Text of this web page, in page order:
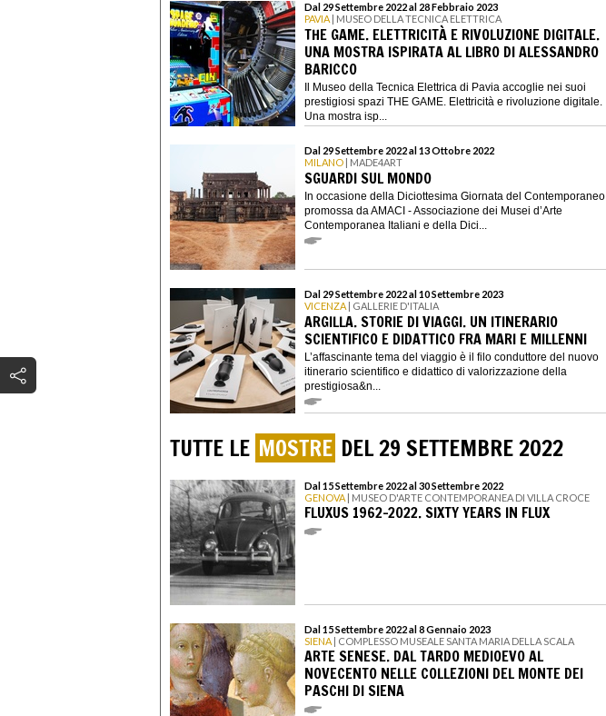
Dal 29 Settembre 2022 al 28 Febbraio 2023
PAVIA | MUSEO DELLA TECNICA ELETTRICA
THE GAME. ELETTRICITÀ E RIVOLUZIONE DIGITALE.
UNA MOSTRA ISPIRATA AL LIBRO DI ALESSANDRO
BARICCO
Il Museo della Tecnica Elettrica di Pavia accoglie nei suoi
prestigiosi spazi THE GAME. Elettricità e rivoluzione digitale.
Una mostra isp...
Dal 29 Settembre 2022 al 13 Ottobre 2022
MILANO | MADE4ART
SGUARDI SUL MONDO
In occasione della Diciottesima Giornata del Contemporaneo
promossa da AMACI - Associazione dei Musei d’Arte
Contemporanea Italiani e della Dici...
Dal 29 Settembre 2022 al 10 Settembre 2023
VICENZA | GALLERIE D'ITALIA
ARGILLA. STORIE DI VIAGGI. UN ITINERARIO
SCIENTIFICO E DIDATTICO FRA MARI E MILLENNI
L’affascinante tema del viaggio è il filo conduttore del nuovo
itinerario scientifico e didattico di valorizzazione della
prestigiosa&n...
TUTTE LE MOSTRE DEL 29 SETTEMBRE 2022
Dal 15 Settembre 2022 al 30 Settembre 2022
GENOVA | MUSEO D'ARTE CONTEMPORANEA DI VILLA CROCE
FLUXUS 1962-2022. SIXTY YEARS IN FLUX
Dal 15 Settembre 2022 al 8 Gennaio 2023
SIENA | COMPLESSO MUSEALE SANTA MARIA DELLA SCALA
ARTE SENESE. DAL TARDO MEDIOEVO AL
NOVECENTO NELLE COLLEZIONI DEL MONTE DEI
PASCHI DI SIENA